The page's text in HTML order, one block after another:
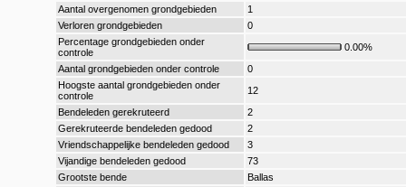
Aantal overgenomen grondgebieden
1
Verloren grondgebieden
0
Percentage grondgebieden onder
controle
0.00%
Aantal grondgebieden onder controle
0
Hoogste aantal grondgebieden onder
controle
12
Bendeleden gerekruteerd
2
Gerekruteerde bendeleden gedood
2
Vriendschappelijke bendeleden gedood
3
Vijandige bendeleden gedood
73
Grootste bende
Ballas